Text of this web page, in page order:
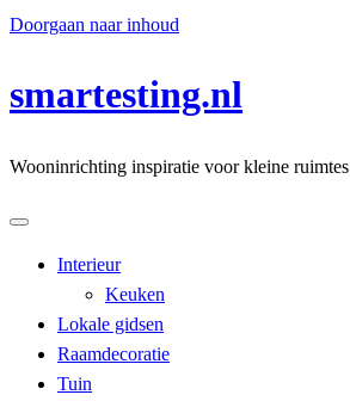
Doorgaan naar inhoud
smartesting.nl
Wooninrichting inspiratie voor kleine ruimtes
Interieur
Keuken
Lokale gidsen
Raamdecoratie
Tuin